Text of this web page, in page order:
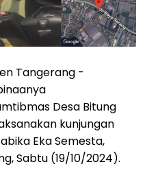
Tangerang -
Desa Bitung
kunjungan
Eka Semesta,
Sabtu (19/10/2024).